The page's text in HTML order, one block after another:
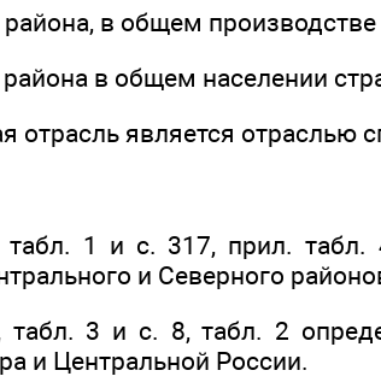
в общем
в общем населении
отрасль является отраслью
1 и с. 317, прил. табл.
и Северного
3 и с. 8, табл. 2
и Центральной России.